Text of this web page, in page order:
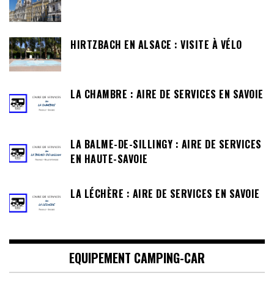
HIRTZBACH EN ALSACE : VISITE À VÉLO
LA CHAMBRE : AIRE DE SERVICES EN SAVOIE
LA BALME-DE-SILLINGY : AIRE DE SERVICES
EN HAUTE-SAVOIE
LA LÉCHÈRE : AIRE DE SERVICES EN SAVOIE
EQUIPEMENT CAMPING-CAR